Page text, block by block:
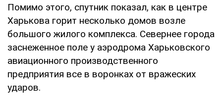
Помимо этого, спутник показал, как в центре
Харькова горит несколько домов возле
большого жилого комплекса. Севернее города
заснеженное поле у аэродрома Харьковского
авиационного производственного
предприятия все в воронках от вражеских
ударов.